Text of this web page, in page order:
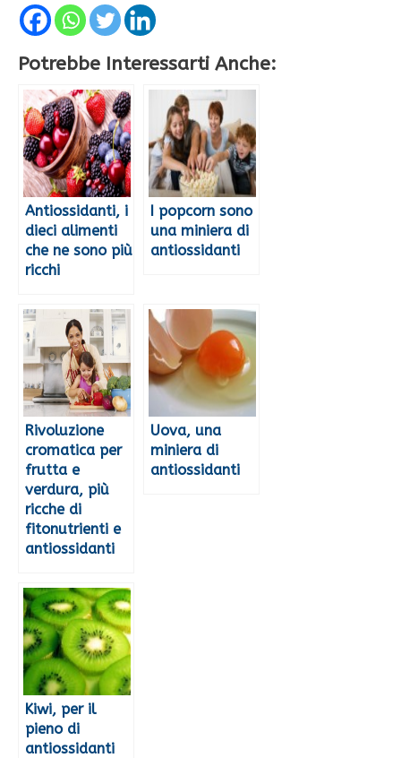
Potrebbe Interessarti Anche:
Antiossidanti, i
dieci alimenti
che ne sono più
ricchi
I popcorn sono
una miniera di
antiossidanti
Rivoluzione
cromatica per
frutta e
verdura, più
ricche di
fitonutrienti e
antiossidanti
Uova, una
miniera di
antiossidanti
Kiwi, per il
pieno di
antiossidanti